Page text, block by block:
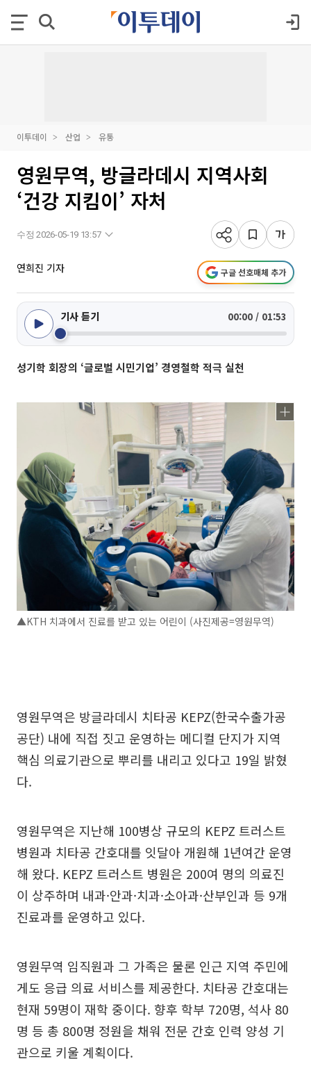
이투데이 산업 유통
영원무역, 방글라데시 지역사회
‘건강 지킴이’ 자처
수정 2026-05-19 13:57
연희진 기자 구글 선호매체 추가
기사 듣기 00:00 / 01:53
성기학 회장의 ‘글로벌 시민기업’ 경영철학 적극 실천
▲KTH 치과에서 진료를 받고 있는 어린이 (사진제공=영원무역)
영원무역은 방글라데시 치타공 KEPZ(한국수출가공
공단) 내에 직접 짓고 운영하는 메디컬 단지가 지역
핵심 의료기관으로 뿌리를 내리고 있다고 19일 밝혔
다.
영원무역은 지난해 100병상 규모의 KEPZ 트러스트
병원과 치타공 간호대를 잇달아 개원해 1년여간 운영
해 왔다. KEPZ 트러스트 병원은 200여 명의 의료진
이 상주하며 내과·안과·치과·소아과·산부인과 등 9개
진료과를 운영하고 있다.
영원무역 임직원과 그 가족은 물론 인근 지역 주민에
게도 응급 의료 서비스를 제공한다. 치타공 간호대는
현재 59명이 재학 중이다. 향후 학부 720명, 석사 80
명 등 총 800명 정원을 채워 전문 간호 인력 양성 기
관으로 키울 계획이다.